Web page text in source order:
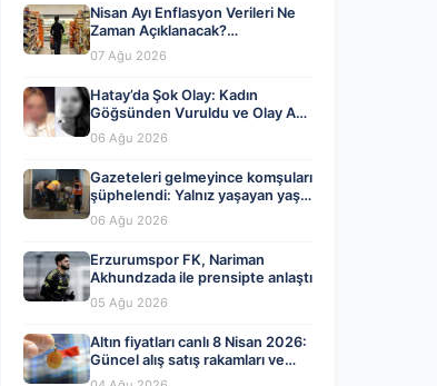
Nisan Ayı Enflasyon Verileri Ne
Zaman Açıklanacak?
Ekonomistlerin Beklentileri ve
Analizler
07 Ağu 2026
Hatay’da Şok Olay: Kadın
Göğsünden Vuruldu ve Olay Anı
Kayda Geçti
06 Ağu 2026
Gazeteleri gelmeyince komşuları
şüphelendi: Yalnız yaşayan yaşlı
adam evinde ölü bulundu
06 Ağu 2026
Erzurumspor FK, Nariman
Akhundzada ile prensipte anlaştı
05 Ağu 2026
Altın fiyatları canlı 8 Nisan 2026:
Güncel alış satış rakamları ve
piyasa gelişmeleri